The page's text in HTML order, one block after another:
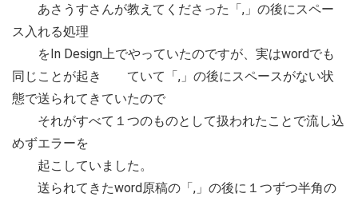
あさうすさんが教えてくださった「,」の後にスペー
ス入れる処理
をIn Design上でやっていたのですが、実はwordでも
同じことが起き ていて「,」の後にスペースがない状
態で送られてきていたので
それがすべて１つのものとして扱われたことで流し込
めずエラーを
起こしていました。
送られてきたword原稿の「,」の後に１つずつ半角の